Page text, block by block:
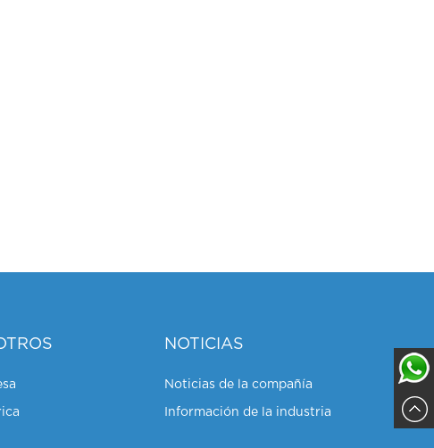
NOTICIAS
Noticias de la compañía
Información de la industria
Sajja